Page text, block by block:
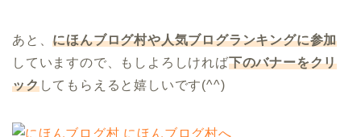
あと、にほんブログ村や人気ブログランキングに参加
していますので、もしよろしければ下のバナーをクリ
ックしてもらえると嬉しいです(^^)